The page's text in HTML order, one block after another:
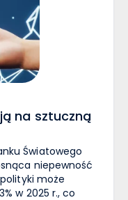
na sztuczną
Światowego
niepewność
może
w 2025 r., co